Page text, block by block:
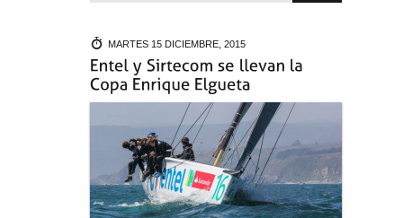
MARTES 15 DICIEMBRE, 2015